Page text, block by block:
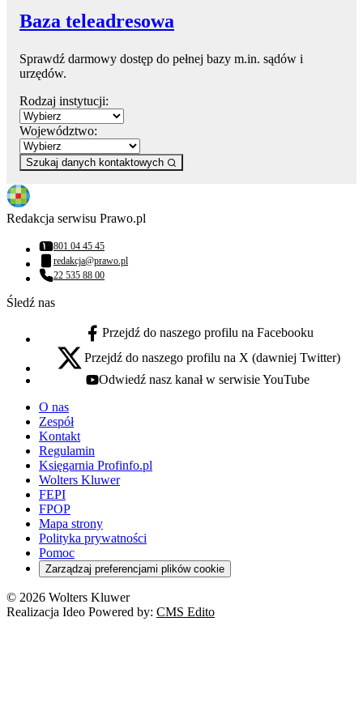
Baza teleadresowa
Sprawdź darmowy dostęp do pełnej bazy m.in. sądów i
urzędów.
Rodzaj instytucji:
Województwo:
Szukaj danych kontaktowych
Redakcja serwisu Prawo.pl
Numer telefonu:
801 04 45 45
Adres email:
redakcja@prawo.pl
Numer telefonu:
22 535 88 00
Śledź nas
facebook - otwiera się w nowej karcie
Przejdź do naszego profilu na Facebooku
x - otwiera się w nowej karcie
Przejdź do naszego profilu na X (dawniej Twitter)
youtube - otwiera się w nowej karcie
Odwiedź nasz kanał w serwisie YouTube
O nas
Zespół
Kontakt
Regulamin
Księgarnia Profinfo.pl
Wolters Kluwer
FEPI
FPOP
Mapa strony
Polityka prywatności
Pomoc
Zarządzaj preferencjami plików cookie
© 2026 Wolters Kluwer
Realizacja Ideo Powered by: CMS Edito